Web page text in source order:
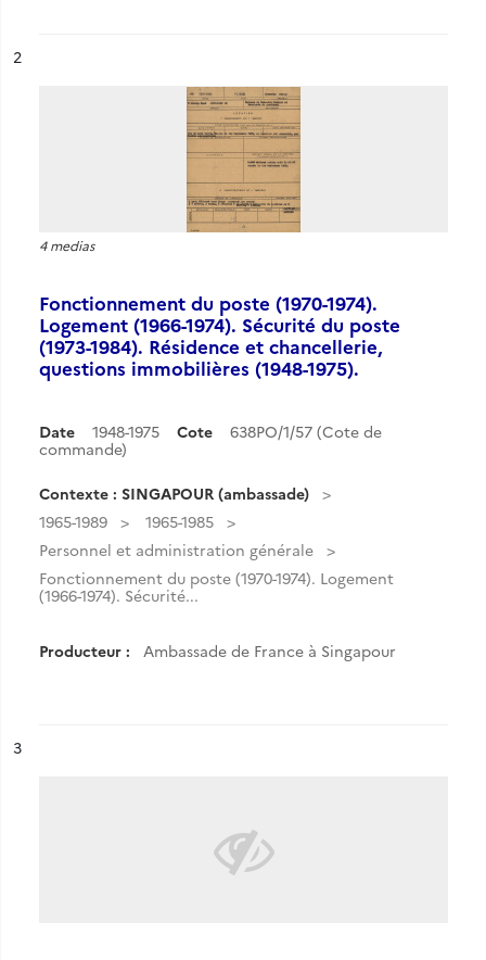
n°
2
4 medias
Fonctionnement du poste (1970-1974).
Logement (1966-1974). Sécurité du poste
(1973-1984). Résidence et chancellerie,
questions immobilières (1948-1975).
Date 1948-1975 Cote
638PO/1/57 (Cote de
commande)
Contexte : SINGAPOUR (ambassade)
1965-1989
1965-1985
Personnel et administration générale
Fonctionnement du poste (1970-1974). Logement
(1966-1974). Sécurité...
Producteur : Ambassade de France à Singapour
n°
3